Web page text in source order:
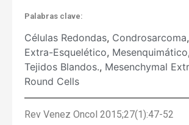
Palabras clave:
Células Redondas, Condrosarcoma,
Extra-Esquelético, Mesenquimático,
Tejidos Blandos., Mesenchymal
Round Cells
Rev Venez Oncol 2015;27(1):47-52